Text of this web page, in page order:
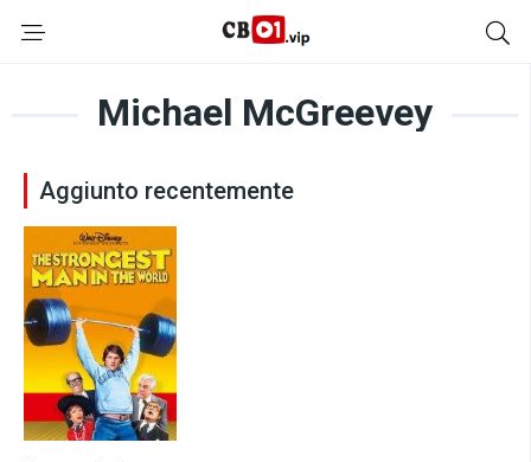
Michael McGreevey
Aggiunto recentemente